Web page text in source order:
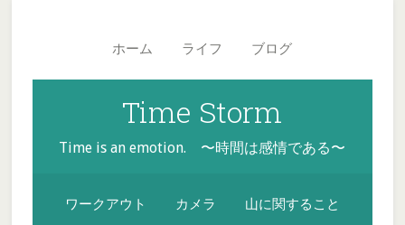
navigation
ホーム ライフ ブログ
Time Storm
Time is an emotion. 〜時間は感情である〜
ワークアウト カメラ 山に関すること